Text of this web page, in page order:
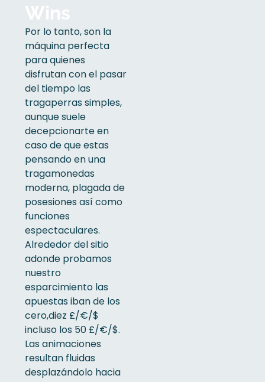
Wins
Por lo tanto, son la
máquina perfecta
para quienes
disfrutan con el pasar
del tiempo las
tragaperras simples,
aunque suele
decepcionarte en
caso de que estas
pensando en una
tragamonedas
moderna, plagada de
posesiones así­ como
funciones
espectaculares.
Alrededor del sitio
adonde probamos
nuestro
esparcimiento las
apuestas iban de los
cero,diez £/€/$
incluso los 50 £/€/$.
Las animaciones
resultan fluidas
desplazándolo hacia